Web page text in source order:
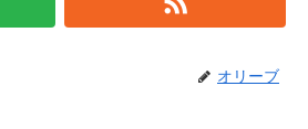
オリーブ